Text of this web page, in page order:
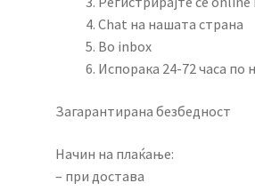
Chat на нашата страна
Во inbox
Испорака 24-72 часа по
Загарантирана безбедност
Начин на плаќање:
– при достава